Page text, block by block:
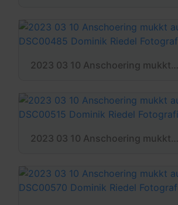
2023 03 10 Anschoering mukkt auf DSC00485 Dominik Riedel Fotografie
2023 03 10 Anschoering mukkt auf DSC00515 Dominik Riedel Fotografie